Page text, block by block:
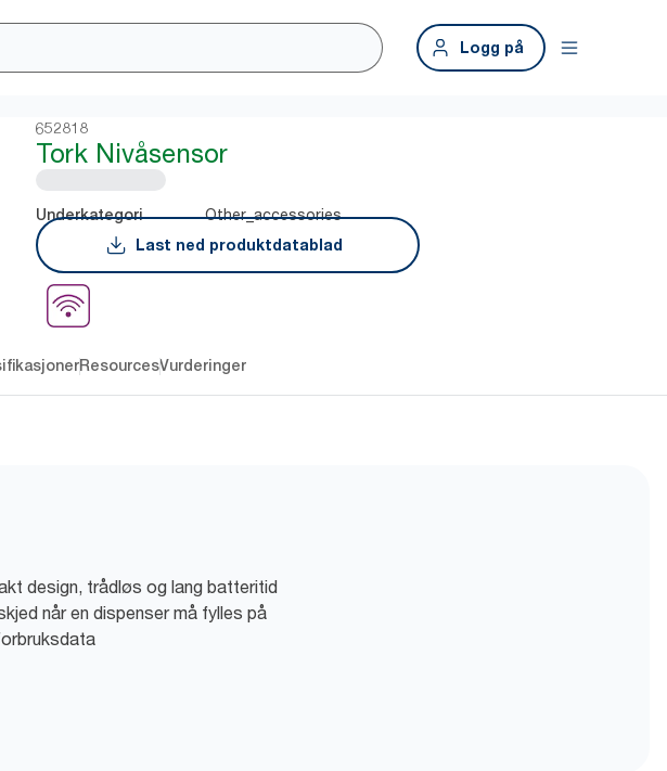
Logg på
652818
Tork Nivåsensor
Underkategori
Other_accessories
Last ned produktdatablad
ResourcesVurderinger
design, trådløs og lang batteritid
når en dispenser må fylles på